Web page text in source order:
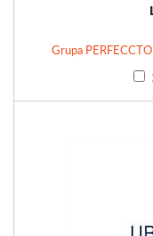
Grupa